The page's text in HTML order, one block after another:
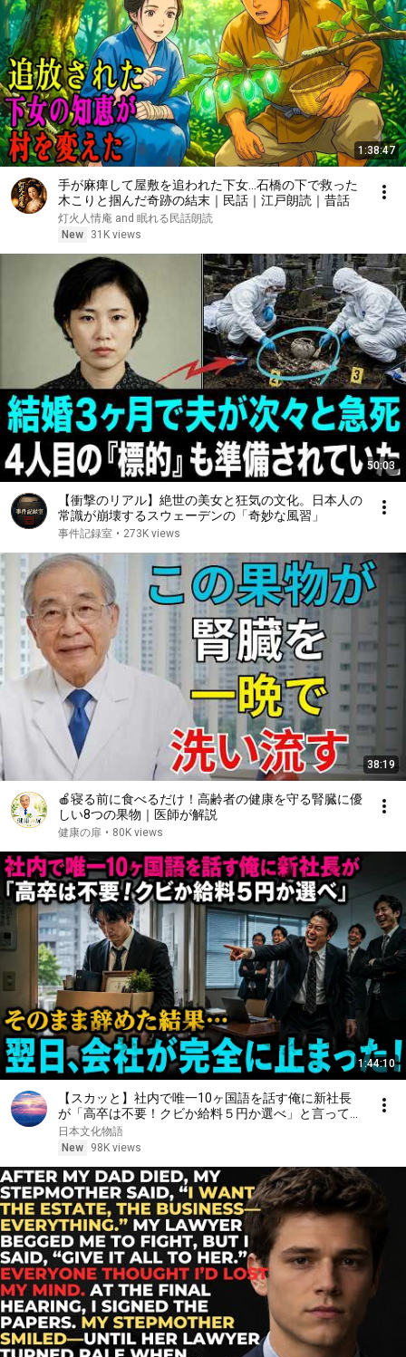
1:38:47
手が麻痺して屋敷を追われた下女…石橋の下で救った
木こりと掴んだ奇跡の結末｜民話｜江戸朗読｜昔話
灯火人情庵 and 眠れる民話朗読
New
31K views
50:03
【衝撃のリアル】絶世の美女と狂気の文化。日本人の
常識が崩壊するスウェーデンの「奇妙な風習」
事件記録室 • 273K views
38:19
🍎寝る前に食べるだけ！高齢者の健康を守る腎臓に優
しい8つの果物｜医師が解説
健康の扉 • 80K views
1:44:10
【スカッと】社内で唯一10ヶ国語を話す俺に新社長
が「高卒は不要！クビか給料５円か選べ」と言ってき
た。そのまま辞めた結果
日本文化物語
New
98K views